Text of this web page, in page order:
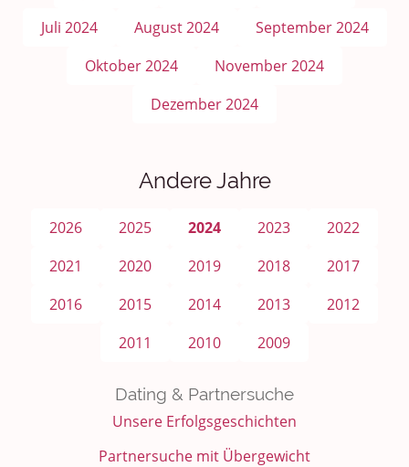
Juli 2024
August 2024
September 2024
Oktober 2024
November 2024
Dezember 2024
Andere Jahre
2026 2025 2024 2023
2022
2021
2020 2019 2018
2017
2016
2015 2014 2013
2012
2011
2010 2009
Dating & Partnersuche
Unsere Erfolgsgeschichten
Partnersuche mit Übergewicht